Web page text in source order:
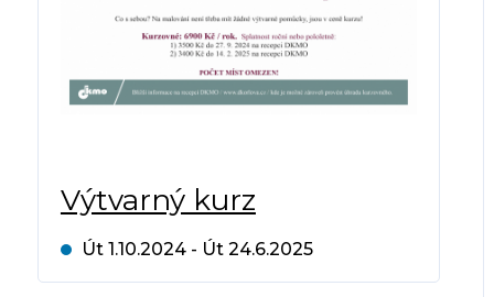
Výtvarný kurz
Út 1.10.2024 - Út 24.6.2025